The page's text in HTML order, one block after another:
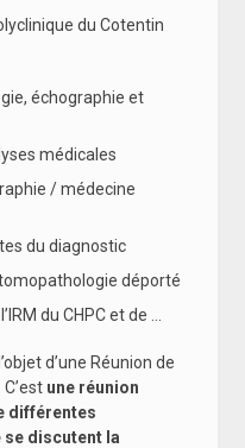
du Cotentin
échographie et
médicales
/ médecine
du diagnostic
déporté
du CHPC et de …
d’une Réunion de
une réunion
différentes
discutent la